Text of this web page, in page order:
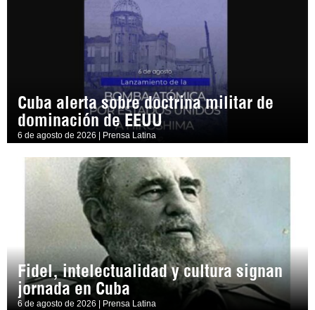
Cuba alerta sobre doctrina militar de
dominación de EEUU
6 de agosto de 2026 | Prensa Latina
Fidel, intelectualidad y cultura signan
jornada en Cuba
6 de agosto de 2026 | Prensa Latina